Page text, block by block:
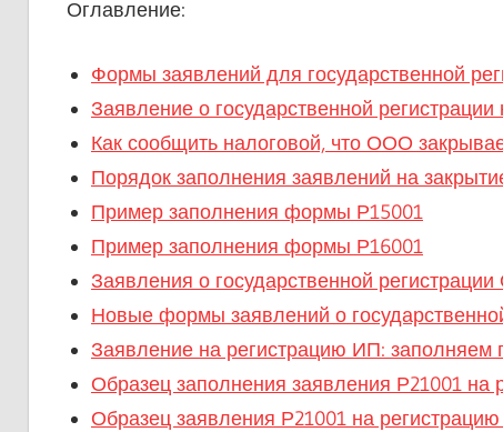
Оглавление:
Формы заявлений для государственной
Заявление о государственной
Как сообщить налоговой, что ООО
Порядок заполнения заявлений на
Пример заполнения формы Р15001
Пример заполнения формы Р16001
Заявления о государственной
Новые формы заявлений о
Заявление на регистрацию ИП: заполняем
Образец заполнения заявления Р21001 на
Образец заявления Р21001 на